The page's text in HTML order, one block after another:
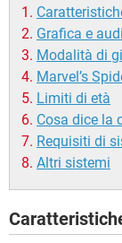
Grafica e
Modalità di
Marvel’s
Limiti di età
Cosa dice la
Requisiti di
Altri sistemi